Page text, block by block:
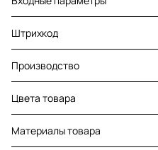
Штрихкод
Производство
Цвета товара
Материалы товара